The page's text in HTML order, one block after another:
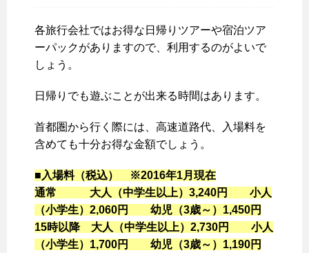
各旅行会社ではお得な日帰りツアーや宿泊ツア
ーパックがありますので、利用するのがよいで
しょう。
日帰りでも遊ぶことが出来る時間はあります。
首都圏から行く際には、高速道路代、入場料を
含めても十分お得な金額でしょう。
■入場料（税込） ※2016年1月現在
通常 大人（中学生以上）3,240円 小人
（小学生）2,060円 幼児（3歳～）1,450円
15時以降 大人（中学生以上）2,730円 小人
（小学生）1,700円 幼児（3歳～）1,190円